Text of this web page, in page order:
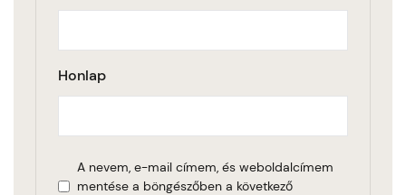
Honlap
A nevem, e-mail címem, és weboldalcímem
mentése a böngészőben a következő